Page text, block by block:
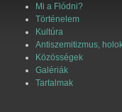
Mi a Flódni?
Történelem
Kultúra
Antiszemitizmus,
Közösségek
Galériák
Tartalmak